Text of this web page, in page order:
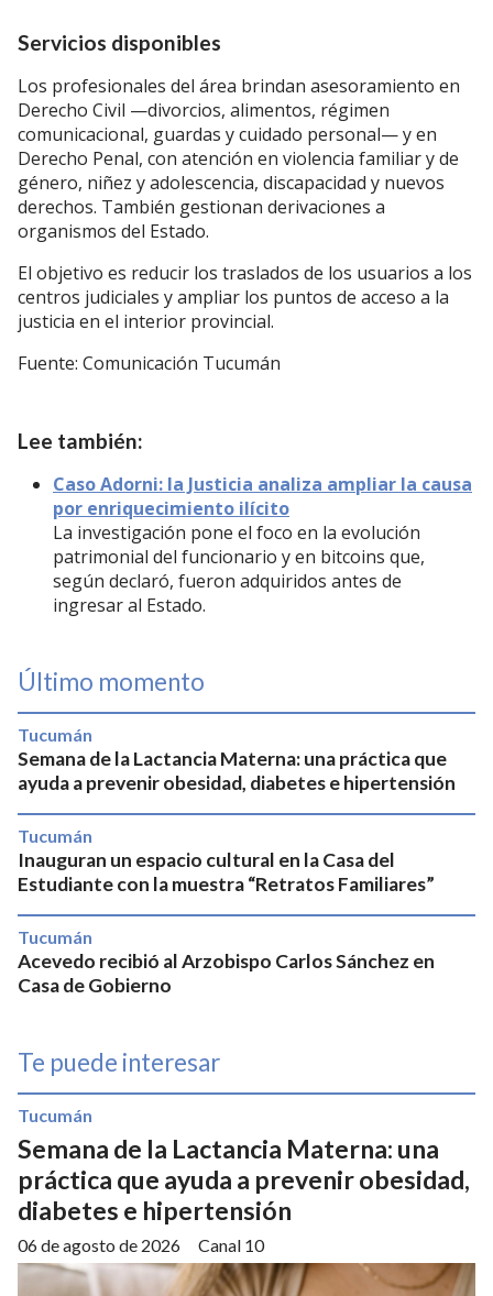
Servicios disponibles
Los profesionales del área brindan asesoramiento en
Derecho Civil —divorcios, alimentos, régimen
comunicacional, guardas y cuidado personal— y en
Derecho Penal, con atención en violencia familiar y de
género, niñez y adolescencia, discapacidad y nuevos
derechos. También gestionan derivaciones a
organismos del Estado.
El objetivo es reducir los traslados de los usuarios a los
centros judiciales y ampliar los puntos de acceso a la
justicia en el interior provincial.
Fuente: Comunicación Tucumán
Lee también:
Caso Adorni: la Justicia analiza ampliar la causa
por enriquecimiento ilícito
La investigación pone el foco en la evolución
patrimonial del funcionario y en bitcoins que,
según declaró, fueron adquiridos antes de
ingresar al Estado.
Último momento
Semana de la Lactancia Materna: una práctica que
ayuda a prevenir obesidad, diabetes e hipertensión
Tucumán
Inauguran un espacio cultural en la Casa del
Estudiante con la muestra “Retratos Familiares”
Tucumán
Acevedo recibió al Arzobispo Carlos Sánchez en
Casa de Gobierno
Tucumán
Te puede interesar
Semana de la Lactancia Materna: una
práctica que ayuda a prevenir obesidad,
diabetes e hipertensión
Canal 10
Tucumán
06 de agosto de 2026